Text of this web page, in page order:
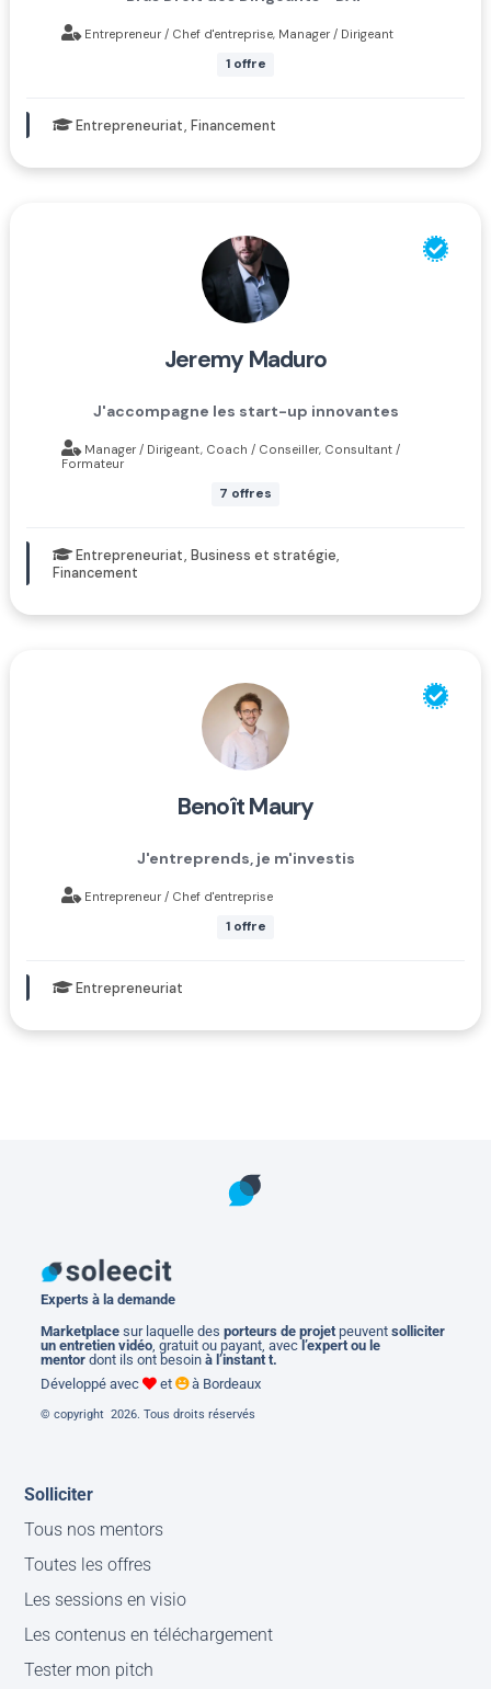
Entrepreneur / Chef d'entreprise, Manager / Dirigeant
1 offre
Entrepreneuriat, Financement
jeremy maduro
J'accompagne les start-up innovantes
Manager / Dirigeant, Coach / Conseiller, Consultant /
Formateur
7 offres
Entrepreneuriat, Business et stratégie,
Financement
benoît maury
J'entreprends, je m'investis
Entrepreneur / Chef d'entreprise
1 offre
Entrepreneuriat
Experts à la demande
Marketplace sur laquelle desporteurs de projet peuventsolliciter
un entretien vidéo , gratuit ou payant, avec l’expert ou le
mentordont ils ont besoinà l’instant t.
Développé avec
et à Bordeaux
© copyright 2026. Tous droits réservés
Solliciter
Tous nos mentors
Toutes les offres
Les sessions en visio
Les contenus en téléchargement
Tester mon pitch